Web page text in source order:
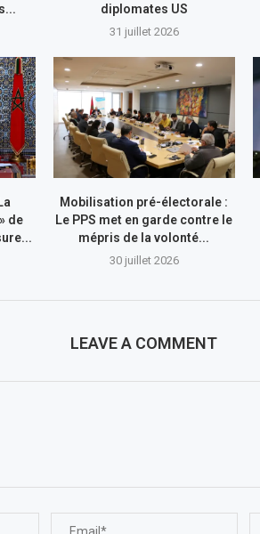
diplomates US
31 juillet 2026
de
Mobilisation pré-électorale :
Le PPS met en garde contre le
mépris de la volonté...
30 juillet 2026
LEAVE A COMMENT